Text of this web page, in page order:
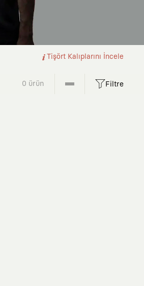
Tişört Kalıplarını İncele
0 ürün Filtre